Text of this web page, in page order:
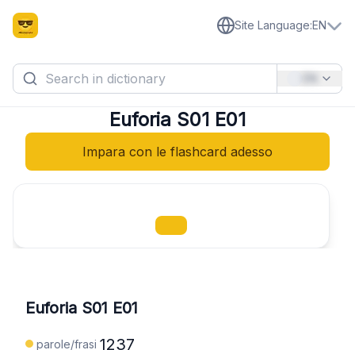
Site Language:EN
Euforia S01 E01
Impara con le flashcard adesso
Euforia S01 E01
parole/frasi 1237